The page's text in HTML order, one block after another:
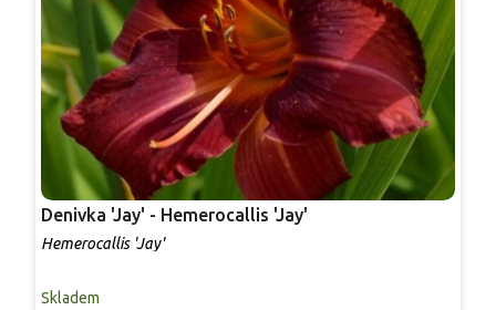
Denivka 'Jay' - Hemerocallis 'Jay'
Hemerocallis 'Jay'
Skladem